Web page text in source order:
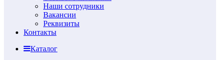
Наши сотрудники
Вакансии
Реквизиты
Контакты
Каталог